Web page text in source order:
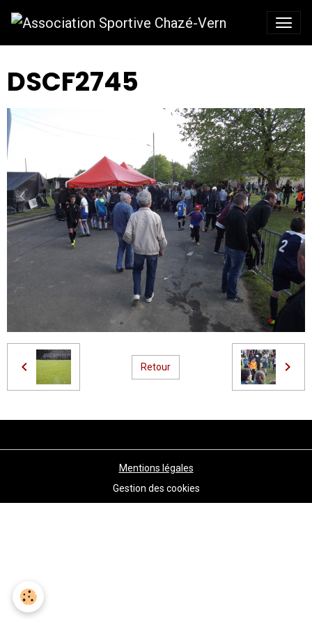
DSCF2745
Retour
Mentions légales
Gestion des cookies